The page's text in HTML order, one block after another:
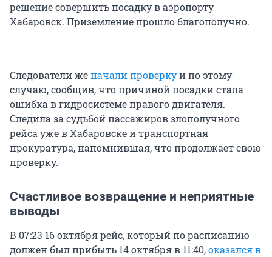
решение совершить посадку в аэропорту
Хабаровск. Приземление прошло благополучно.
Следователи женачали проверкуи по этому
случаю, сообщив, что причиной посадки стала
ошибка в гидросистеме правого двигателя.
Следила за судьбой пассажиров злополучного
рейса уже в Хабаровске и транспортная
прокуратура, напомнившая, что продолжает свою
проверку.
Счастливое возвращение и неприятные
выводы
В 07:23 16 октября рейс, который по расписанию
должен был прибыть 14 октября в 11:40,оказался в